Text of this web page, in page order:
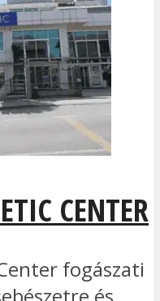
CENTER
fogászati